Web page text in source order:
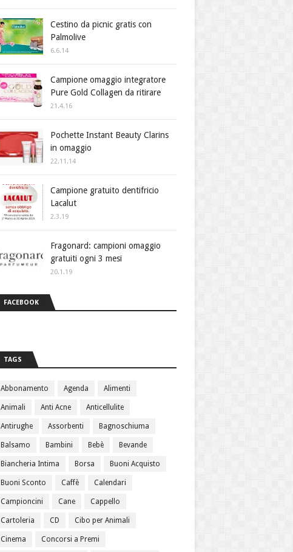
Cestino da picnic gratis con
Palmolive
6.6.14
Campione omaggio integratore
Pure Gold Collagen da ritirare
21.4.16
Pochette Instant Beauty Clarins
in omaggio
22.11.14
Campione gratuito dentifricio
Lacalut
2.3.19
Fragonard: campioni omaggio
gratuiti ogni 3 mesi
20.1.19
FACEBOOK
TAGS
Abbonamento Agenda Alimenti
Animali Anti Acne Anticellulite
Antirughe Assorbenti Bagnoschiuma
Balsamo Bambini Bebè Bevande
Biancheria Intima Borsa Buoni Acquisto
Buoni Sconto Caffè Calendari
Campioncini Cane Cappello
Cartoleria CD Cibo per Animali
Cinema Concorsi a Premi